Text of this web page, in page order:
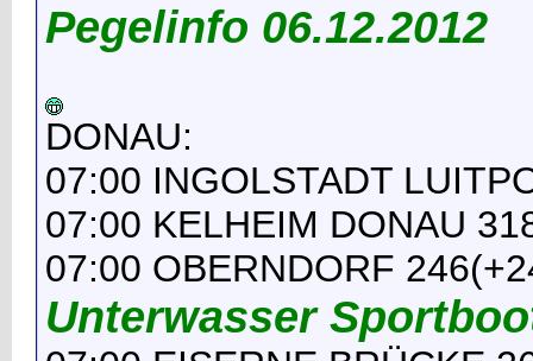
Pegelinfo 06.12.2012
DONAU:
07:00 INGOLSTADT
07:00 KELHEIM DONAU
07:00 OBERNDORF
Unterwasser